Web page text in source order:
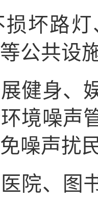
路灯
公共设
身、娱
境噪声
噪声扰
、图书